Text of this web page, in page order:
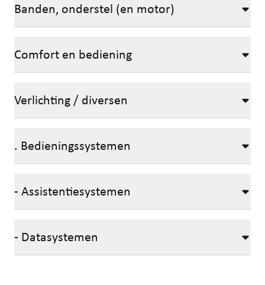
Banden, onderstel (en motor)
Comfort en bediening
Verlichting / diversen
. Bedieningssystemen
- Assistentiesystemen
- Datasystemen